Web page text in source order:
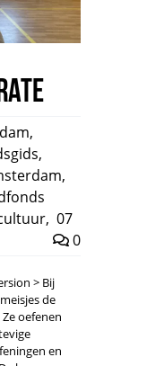
,
,
,
, 07
0
> Bij
de
oefenen
en